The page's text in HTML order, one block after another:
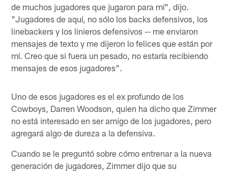
de muchos jugadores que jugaron para mí", dijo.
"Jugadores de aquí, no sólo los backs defensivos, los
linebackers y los linieros defensivos -- me enviaron
mensajes de texto y me dijeron lo felices que están por
mí. Creo que si fuera un pesado, no estaría recibiendo
mensajes de esos jugadores".
Uno de esos jugadores es el ex profundo de los
Cowboys, Darren Woodson, quien ha dicho que Zimmer
no está interesado en ser amigo de los jugadores, pero
agregará algo de dureza a la defensiva.
Cuando se le preguntó sobre cómo entrenar a la nueva
generación de jugadores, Zimmer dijo que su